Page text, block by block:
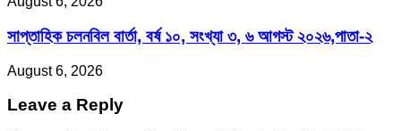
সাপ্তাহিক চলনবিল বার্তা, বর্ষ ১০, সংখ্যা ৩, ৬ আগস্ট ২০২৬,পাতা-২
August 6, 2026
Leave a Reply